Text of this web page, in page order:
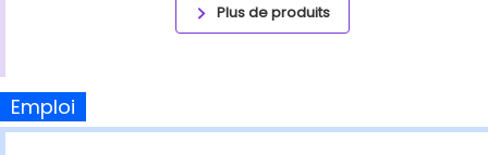
Plus de produits
Emploi